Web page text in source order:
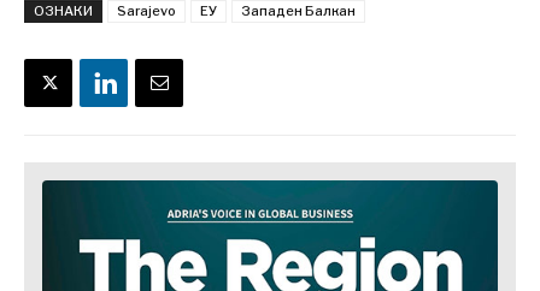
ОЗНАКИ Sarajevo ЕУ Западен Балкан